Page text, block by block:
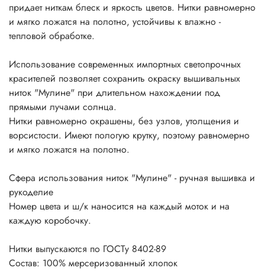
придает ниткам блеск и яркость цветов. Нитки равномерно
и мягко ложатся на полотно, устойчивы к влажно -
тепловой обработке.
Использование современных импортных светопрочных
красителей позволяет сохранить окраску вышивальных
ниток "Мулине" при длительном нахождении под
прямыми лучами солнца.
Нитки равномерно окрашены, без узлов, утолщения и
ворсистости. Имеют пологую крутку, поэтому равномерно
и мягко ложатся на полотно.
Сфера использования ниток "Мулине" - ручная вышивка и
рукоделие
Номер цвета и ш/к наносится на каждый моток и на
каждую коробочку.
Нитки выпускаются по ГОСТу 8402-89
Состав: 100% мерсеризованный хлопок